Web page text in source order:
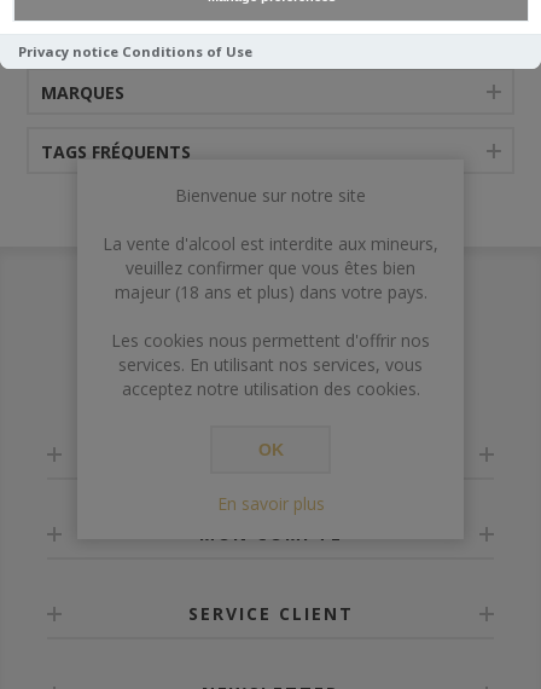
Privacy notice Conditions of Use
CATÉGORIES
MARQUES
TAGS FRÉQUENTS
INFORMATION
MON COMPTE
SERVICE CLIENT
Bienvenue sur notre site
La vente d'alcool est interdite aux mineurs,
veuillez confirmer que vous êtes bien
majeur (18 ans et plus) dans votre pays.
Les cookies nous permettent d'offrir nos
services. En utilisant nos services, vous
acceptez notre utilisation des cookies.
OK
En savoir plus